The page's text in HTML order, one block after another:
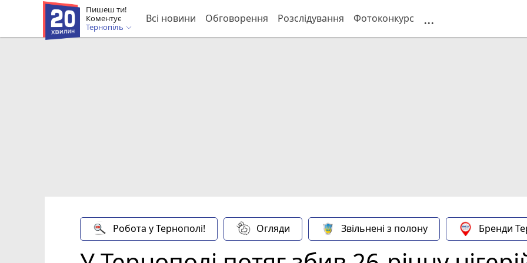
Пишеш ти!
Коментує
Тернопіль
Всі новини Обговорення Розслідування Фотоконкурс ...
Робота у Тернополі! Огляди Звільнені з полону Бренди